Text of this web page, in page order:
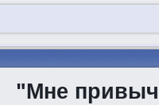
"Мне